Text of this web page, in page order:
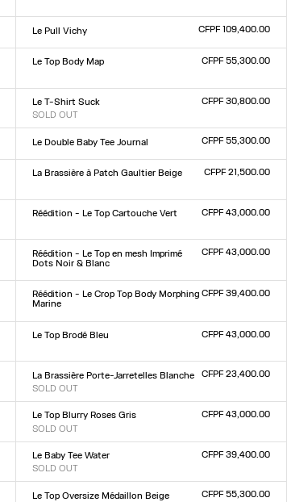
XXSXSSMLXLXXL
Le Pull Vichy
XXS XSS L XLXXL
CFPF 109,400.00
Le Top Body Map
XXSXSSMLXLXXL
CFPF 55,300.00
Le T-Shirt Suck
SOLD OUT
XXS
XSSM LXL XXL
CFPF 30,800.00
Le Double Baby Tee Journal
XXS
M XL XXL
CFPF 55,300.00
La Brassière à Patch Gaultier Beige
XXSXSSMLXLXXL
CFPF 21,500.00
Réédition - Le Top Cartouche Vert
XXSXSSMLXLXXL
CFPF 43,000.00
Réédition - Le Top en mesh Imprimé
Dots Noir & Blanc
XXS XS XL XXL
CFPF 43,000.00
Réédition - Le Crop Top Body Morphing
Marine
XXS XSS LXLXXL
CFPF 39,400.00
Le Top Brodé Bleu
XXSXSSMLXLXXL
CFPF 43,000.00
La Brassière Porte-Jarretelles Blanche
SOLD OUT
XXS XSSM XLXXL
CFPF 23,400.00
Le Top Blurry Roses Gris
SOLD OUT
XXS XS SM XLXXL
CFPF 43,000.00
Le Baby Tee Water
SOLD OUT
XXS
S XL XXL
CFPF 39,400.00
Le Top Oversize Médaillon Beige
CFPF 55,300.00